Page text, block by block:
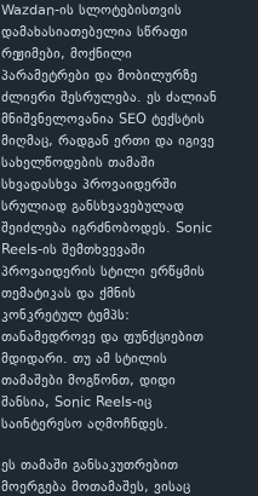
Wazdan-ის სლოტებისთვის
დამახასიათებელია სწრაფი
რეჟიმები, მოქნილი
პარამეტრები და მობილურზე
ძლიერი შესრულება. ეს ძალიან
მნიშვნელოვანია SEO ტექსტის
მიღმაც, რადგან ერთი და იგივე
სახელწოდების თამაში
სხვადასხვა პროვაიდერში
სრულიად განსხვავებულად
შეიძლება იგრძნობოდეს. Sonic
Reels-ის შემთხვევაში
პროვაიდერის სტილი ერწყმის
თემატიკას და ქმნის
კონკრეტულ ტემპს:
თანამედროვე და ფუნქციებით
მდიდარი. თუ ამ სტილის
თამაშები მოგწონთ, დიდი
შანსია, Sonic Reels-იც
საინტერესო აღმოჩნდეს.
ეს თამაში განსაკუთრებით
მოერგება მოთამაშეს, ვისაც